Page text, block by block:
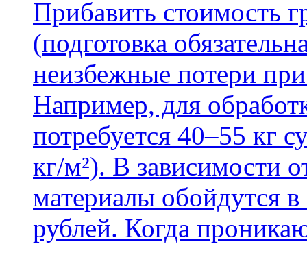
Прибавить стоимость
(подготовка
неизбежные потери
Например, для
потребуется 40–55 кг
кг/м²). В зависимости
материалы обойдутся
рублей. Когда